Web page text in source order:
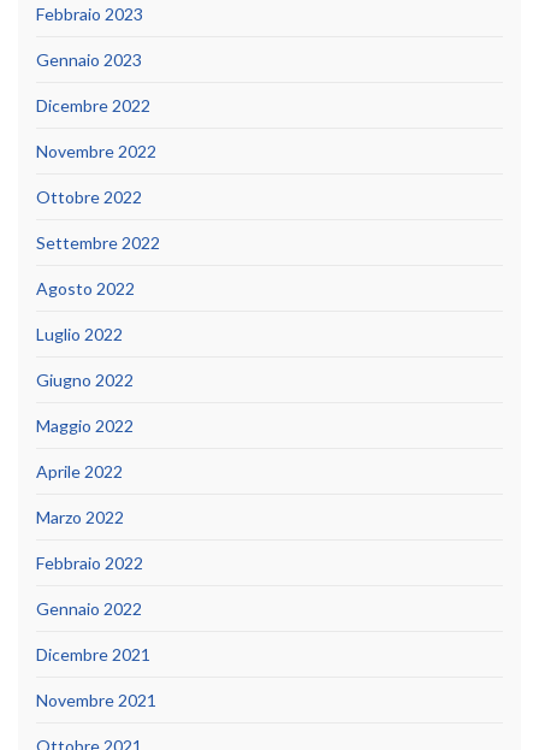
Febbraio 2023
Gennaio 2023
Dicembre 2022
Novembre 2022
Ottobre 2022
Settembre 2022
Agosto 2022
Luglio 2022
Giugno 2022
Maggio 2022
Aprile 2022
Marzo 2022
Febbraio 2022
Gennaio 2022
Dicembre 2021
Novembre 2021
Ottobre 2021